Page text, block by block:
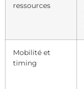
ressources
Mobilité et
timing